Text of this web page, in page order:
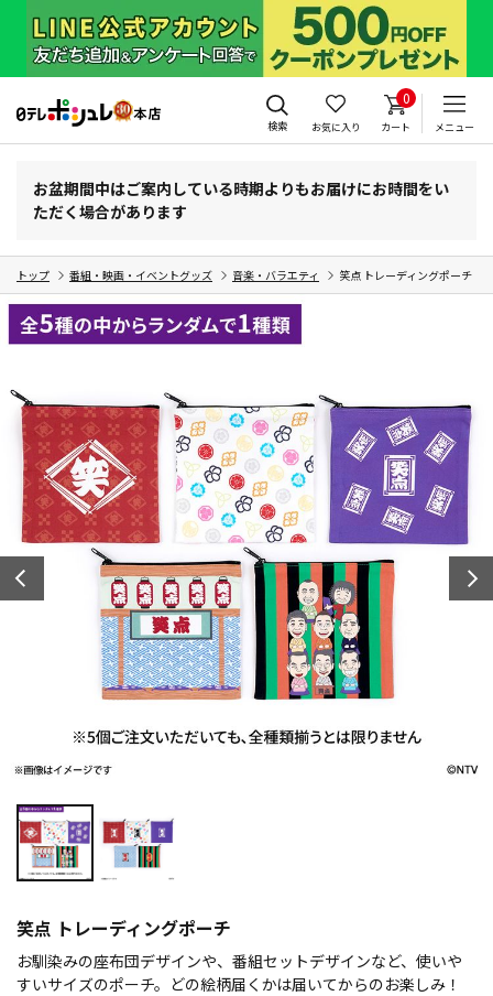
検索 お気に入り
0
カート メニュー
お盆期間中はご案内している時期よりもお届けにお時間をい
ただく場合があります
トップ 番組・映画・イベントグッズ 音楽・バラエティ 笑点 トレーディングポーチ
笑点 トレーディングポーチ
お馴染みの座布団デザインや、番組セットデザインなど、使いや
すいサイズのポーチ。どの絵柄届くかは届いてからのお楽しみ！